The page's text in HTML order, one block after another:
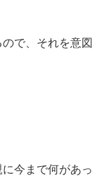
で、それを意図
今まで何があっ